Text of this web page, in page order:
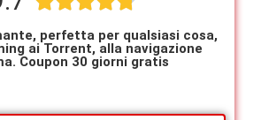
perfetta per qualsiasi cosa,
ai Torrent, alla navigazione
Coupon 30 giorni gratis